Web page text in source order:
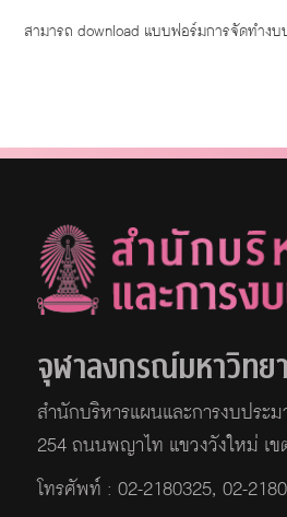
สามารถ download แบบฟอร์มการจัดทำง
จุฬาลงกรณ์มหาวิทย
สำนักบริหารแผนและการงบประ
254 ถนนพญาไท แขวงวังใหม่ เ
โทรศัพท์ : 02-2180325, 02-